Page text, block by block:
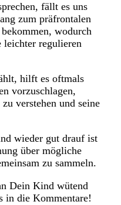
fällt es uns
zum präfrontalen
wodurch
leichter regulieren
hilft es oftmals
vorzuschlagen,
verstehen und seine
wieder gut drauf ist
über mögliche
zu sammeln.
Dein Kind wütend
in die Kommentare!